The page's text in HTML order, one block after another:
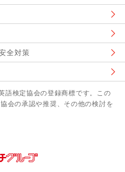
全対策
語検定協会の登録商標です。この
会の承認や推奨、その他の検討を